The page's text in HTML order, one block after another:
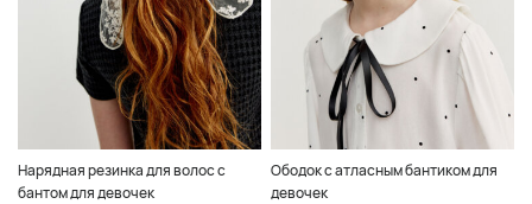
Нарядная резинка для волос с
бантом для девочек
Ободок с атласным бантиком для
девочек